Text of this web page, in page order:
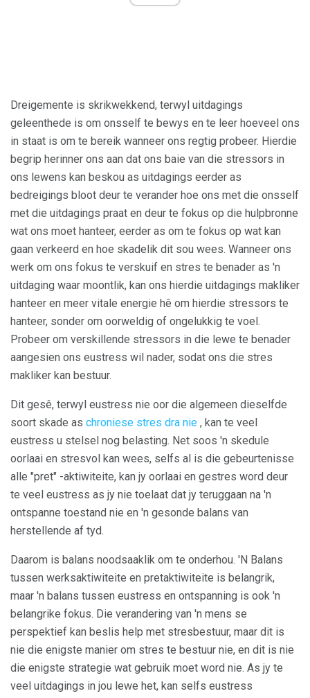
Dreigemente is skrikwekkend, terwyl uitdagings
geleenthede is om onsself te bewys en te leer hoeveel ons
in staat is om te bereik wanneer ons regtig probeer. Hierdie
begrip herinner ons aan dat ons baie van die stressors in
ons lewens kan beskou as uitdagings eerder as
bedreigings bloot deur te verander hoe ons met die onsself
met die uitdagings praat en deur te fokus op die hulpbronne
wat ons moet hanteer, eerder as om te fokus op wat kan
gaan verkeerd en hoe skadelik dit sou wees. Wanneer ons
werk om ons fokus te verskuif en stres te benader as 'n
uitdaging waar moontlik, kan ons hierdie uitdagings makliker
hanteer en meer vitale energie hê om hierdie stressors te
hanteer, sonder om oorweldig of ongelukkig te voel.
Probeer om verskillende stressors in die lewe te benader
aangesien ons eustress wil nader, sodat ons die stres
makliker kan bestuur.
Dit gesê, terwyl eustress nie oor die algemeen dieselfde
soort skade as chroniese stres dra nie , kan te veel
eustress u stelsel nog belasting. Net soos 'n skedule
oorlaai en stresvol kan wees, selfs al is die gebeurtenisse
alle "pret" -aktiwiteite, kan jy oorlaai en gestres word deur
te veel eustress as jy nie toelaat dat jy teruggaan na 'n
ontspanne toestand nie en 'n gesonde balans van
herstellende af tyd.
Daarom is balans noodsaaklik om te onderhou. 'N Balans
tussen werksaktiwiteite en pretaktiwiteite is belangrik,
maar 'n balans tussen eustress en ontspanning is ook 'n
belangrike fokus. Die verandering van 'n mens se
perspektief kan beslis help met stresbestuur, maar dit is
nie die enigste manier om stres te bestuur nie, en dit is nie
die enigste strategie wat gebruik moet word nie. As jy te
veel uitdagings in jou lewe het, kan selfs eustress